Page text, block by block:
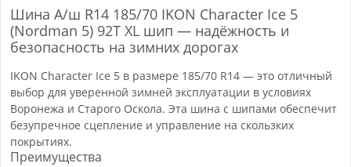
Шина A/ш R14 185/70 IKON Character Ice 5
(Nordman 5) 92T XL шип — надёжность и
безопасность на зимних дорогах
IKON Character Ice 5 в размере 185/70 R14 — это отличный
выбор для уверенной зимней эксплуатации в условиях
Воронежа и Старого Оскола. Эта шина с шипами обеспечит
безупречное сцепление и управление на скользких
покрытиях.
Преимущества